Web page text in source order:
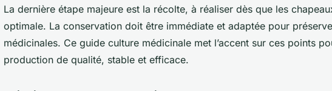
La dernière étape majeure est la récolte, à réaliser dès que les
optimale. La conservation doit être immédiate et adaptée pour
médicinales. Ce guide culture médicinale met l’accent sur ces points
production de qualité, stable et efficace.